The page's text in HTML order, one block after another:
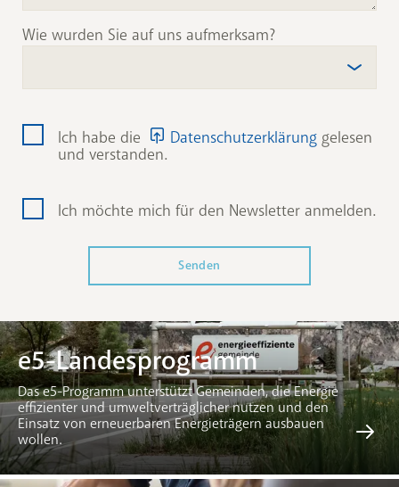
Wie wurden Sie auf uns aufmerksam?
Ich habe die Datenschutzerklärung gelesen
und verstanden.
Ich möchte mich für den Newsletter anmelden.
e5-Landesprogramm
Das e5-Programm unterstützt Gemeinden, die Energie
effizienter und umweltverträglicher nutzen und den
Einsatz von erneuerbaren Energieträgern ausbauen
wollen.